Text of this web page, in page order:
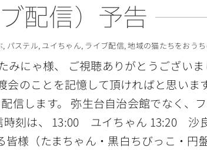
配信）予告
, パステル, ユイちゃん, ライブ配信,地域の猫たちをおう
にゃ様、 ご視聴ありがとうござい
のことを記憶して頂ければと思い
信します。 弥生台自治会館でなく
刻は、 13:00 ユイちゃん 13:20
様（たまちゃん・黒白ちびっこ・